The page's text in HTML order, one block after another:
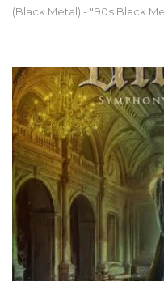
(Black Metal) - "90s Black